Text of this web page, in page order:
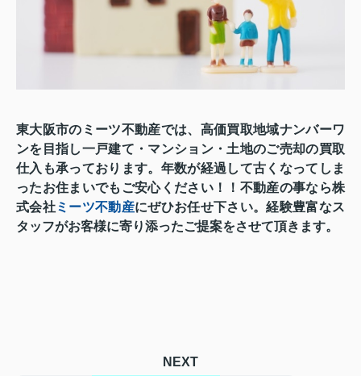
東大阪市のミーツ不動産では、高価買取地域ナンバーワ
ンを目指し一戸建て・マンション・土地のご売却の買取
仕入も承っております。年数が経過して古くなってしま
ったお住まいでもご安心ください！！ 不動産の事なら株
式会社ミーツ不動産にぜひお任せ下さい。経験豊富なス
タッフがお客様に寄り添ったご提案をさせて頂きます。
NEXT